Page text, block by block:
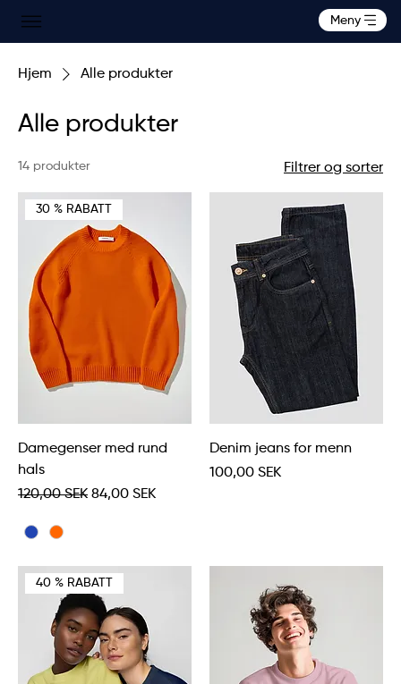
Meny
Hjem Alle produkter
Alle produkter
14 produkter Filtrer og sorter
30 % RABATT
Damegenser med rund
hals
Vanlig pris
120,00 SEK Salgspris
84,00 SEK
Denim jeans for menn
Pris
100,00 SEK
40 % RABATT